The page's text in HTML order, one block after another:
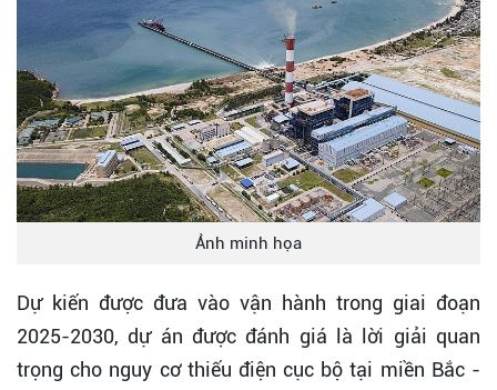
Ảnh minh họa
Dự kiến được đưa vào vận hành trong giai đoạn
2025-2030, dự án được đánh giá là lời giải quan
trọng cho nguy cơ thiếu điện cục bộ tại miền Bắc -